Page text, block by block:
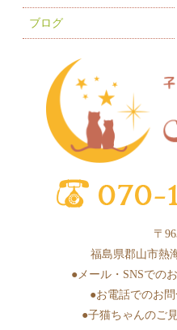
2025
2025
2025
2024
2024
2024
ブログ
〒
福島県郡山市熱
●メール・SNSでの
●お電話でのお
●子猫ちゃんのご